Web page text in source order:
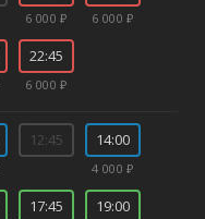
6 000 ₽ 6 000 ₽
22:45
6 000 ₽
12:45 14:00
4 000 ₽
17:45 19:00